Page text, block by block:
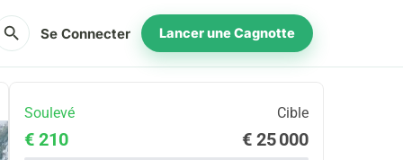
search Se Connecter Lancer une Cagnotte
Soulevé Cible
€ 210 € 25 000